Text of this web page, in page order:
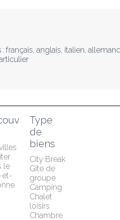
français, anglais, italien,
le
et-
Type
de
biens
City Break
Gîte de
groupe
Camping
Chalet
loisirs
Chambre